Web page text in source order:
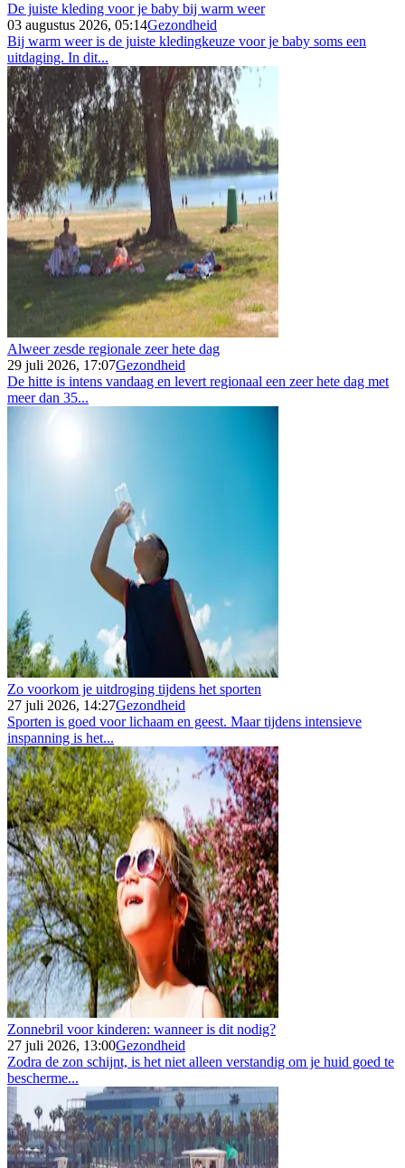
De juiste kleding voor je baby bij warm weer
03 augustus 2026, 05:14Gezondheid
Bij warm weer is de juiste kledingkeuze voor je baby soms een
uitdaging. In dit...
Alweer zesde regionale zeer hete dag
29 juli 2026, 17:07Gezondheid
De hitte is intens vandaag en levert regionaal een zeer hete dag met
meer dan 35...
Zo voorkom je uitdroging tijdens het sporten
27 juli 2026, 14:27Gezondheid
Sporten is goed voor lichaam en geest. Maar tijdens intensieve
inspanning is het...
Zonnebril voor kinderen: wanneer is dit nodig?
27 juli 2026, 13:00Gezondheid
Zodra de zon schijnt, is het niet alleen verstandig om je huid goed te
bescherme...